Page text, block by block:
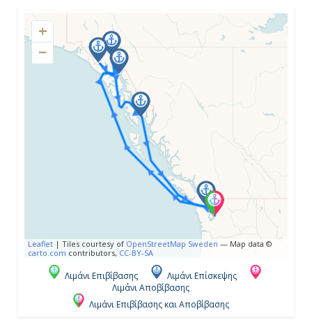
Ημέρα 4η
Σκάγκγουέϊ ( Αλάσκα ), Η.Π.Α.
07:00
20:30
Ημέρα 5η
Κόλπος Παγετώνων ( Αλάσκα ),
Η.Π.Α.
06:00
15:00
+
−
Leaflet | Tiles courtesy of OpenStreetMap Sweden — Map data ©
carto.com contributors, CC-BY-SA
Λιμάνι Επιβίβασης
Λιμάνι Επίσκεψης
Λιμάνι Αποβίβασης
Λιμάνι Επιβίβασης και Αποβίβασης